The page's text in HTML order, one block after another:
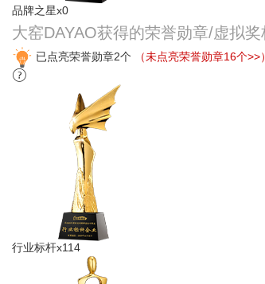
品牌之星x0
大窑DAYAO获得的荣誉勋章/虚拟奖
已点亮荣誉勋章2个 （未点亮荣誉勋章16个>>）
行业标杆x114